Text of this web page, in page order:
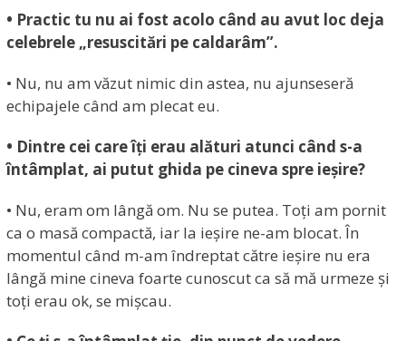
• Practic tu nu ai fost acolo când au avut loc deja
celebrele „resuscitări pe caldarâm”.
• Nu, nu am văzut nimic din astea, nu ajunseseră
echipajele când am plecat eu.
• Dintre cei care îți erau alături atunci când s-a
întâmplat, ai putut ghida pe cineva spre ieșire?
• Nu, eram om lângă om. Nu se putea. Toți am pornit
ca o masă compactă, iar la ieșire ne-am blocat. În
momentul când m-am îndreptat către ieșire nu era
lângă mine cineva foarte cunoscut ca să mă urmeze și
toți erau ok, se mișcau.